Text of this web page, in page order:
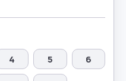
4 5
6